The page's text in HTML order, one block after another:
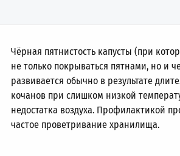
Чёрная пятнистость капусты (при
не только покрываться пятнами, но и
развивается обычно в результате
кочанов при слишком низкой
недостатка воздуха. Профилактикой
частое проветривание хранилища.